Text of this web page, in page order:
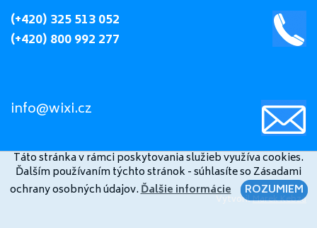
(+420) 325 513 052
(+420) 800 992 277
info@wixi.cz
VytvorilMarek Kebza
Táto stránka v rámci poskytovania služieb využíva cookies.
Ďalším používaním týchto stránok - súhlasíte so Zásadami
ochrany osobných údajov.Ďalšie informácie ROZUMIEM